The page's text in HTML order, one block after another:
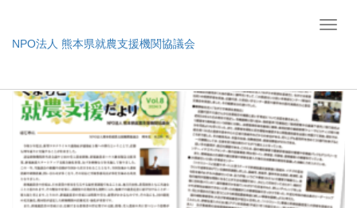
T
g
l
e
n
v
NPO法人 熊本県就農支援機関協議会